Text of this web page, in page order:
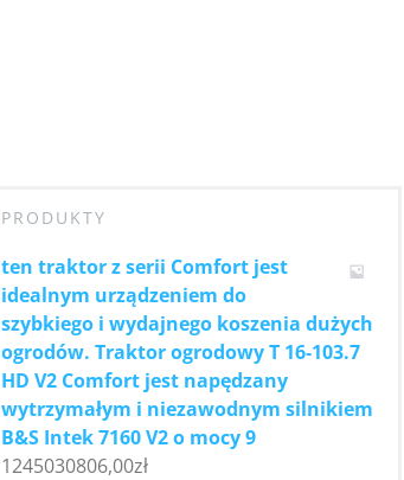
PRODUKTY
ten traktor z serii Comfort jest
idealnym urządzeniem do
szybkiego i wydajnego koszenia dużych
ogrodów. Traktor ogrodowy T 16-103.7
HD V2 Comfort jest napędzany
wytrzymałym i niezawodnym silnikiem
B&S Intek 7160 V2 o mocy 9
1245030806,00zł